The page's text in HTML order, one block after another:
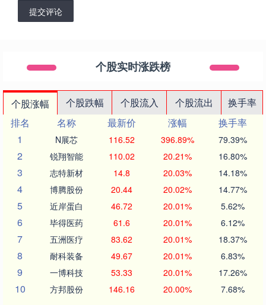
提交评论
个股实时涨跌榜
个股涨幅 个股跌幅 个股流入 个股流出
换手率
排名
名称 最新价 涨幅
换手率
1
N展芯 116.52 396.89% 79.39%
2 锐翔智能 110.02 20.21% 16.80%
3 志特新材 14.8 20.03% 14.18%
4 博腾股份 20.44 20.02% 14.77%
5 近岸蛋白 46.72 20.01% 5.62%
6 毕得医药 61.6 20.01% 6.12%
7 五洲医疗 83.62 20.01% 18.37%
8 耐科装备 49.67 20.01% 6.83%
9 一博科技 53.33 20.01% 17.26%
10 方邦股份 146.16 20.00% 7.68%